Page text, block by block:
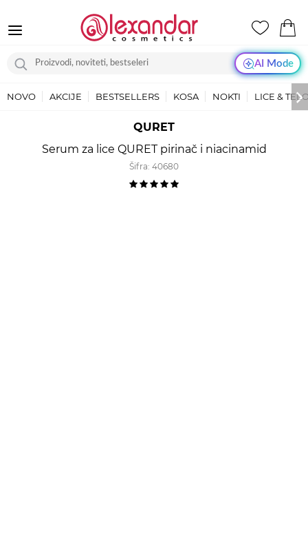
AI Mode
NOVO AKCIJE BESTSELLERS KOSA NOKTI LICE &
QURET
Serum za lice QURET pirinač i niacinamid
Šifra: 40680